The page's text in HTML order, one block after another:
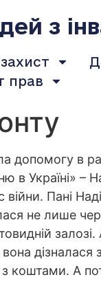
з
прав
допомогу в
Україні» –
війни. Пані
не лише
дізналася
коштами. А